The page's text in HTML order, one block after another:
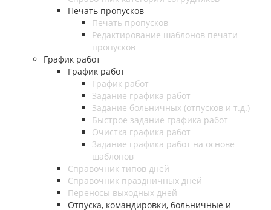
Печать пропусков
Печать пропусков
Редактирование шаблонов печати
пропусков
График работ
График работ
График работ
Задание графика работ
Задание больничных (отпусков и т.д.)
Быстрое задание графика работ
Очистка графика работ
Задание графика работ на основе
шаблонов
Справочник типов дней
Справочник праздничных дней
Переносы выходных дней
Отпуска, командировки, больничные и